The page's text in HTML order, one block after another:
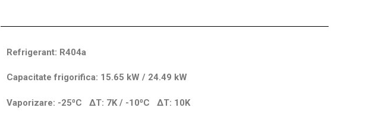
Refrigerant: R404a
Capacitate frigorifica: 15.65 kW / 24.49 kW
Vaporizare: -25⁰C ΔT: 7K / -10⁰C ΔT: 10K